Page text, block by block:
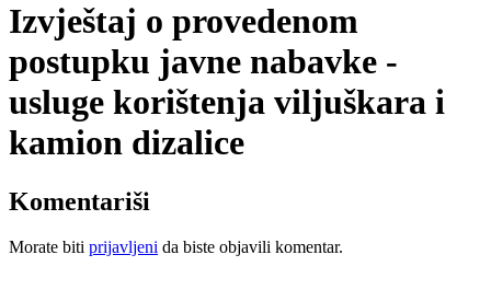
Izvještaj o provedenom
postupku javne nabavke -
usluge korištenja viljuškara i
kamion dizalice
Komentariši
Morate biti prijavljeni da biste objavili komentar.